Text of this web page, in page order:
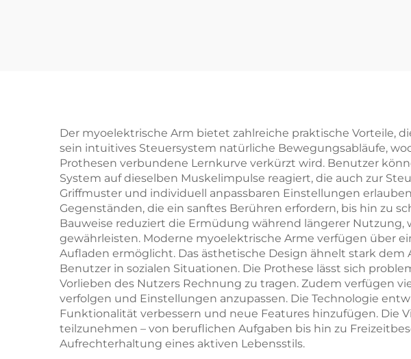
Der myoelektrische Arm bietet zahlreiche praktische Vorteile,
sein intuitives Steuersystem natürliche Bewegungsabläufe,
Prothesen verbundene Lernkurve verkürzt wird. Benutzer
System auf dieselben Muskelimpulse reagiert, die auch zur
Griffmuster und individuell anpassbaren Einstellungen
Gegenständen, die ein sanftes Berühren erfordern, bis hin zu
Bauweise reduziert die Ermüdung während längerer
gewährleisten. Moderne myoelektrische Arme verfügen über
Aufladen ermöglicht. Das ästhetische Design ähnelt stark
Benutzer in sozialen Situationen. Die Prothese lässt sich
Vorlieben des Nutzers Rechnung zu tragen. Zudem verfügen
verfolgen und Einstellungen anzupassen. Die Technologie
Funktionalität verbessern und neue Features hinzufügen. Die
teilzunehmen – von beruflichen Aufgaben bis hin zu
Aufrechterhaltung eines aktiven Lebensstils.